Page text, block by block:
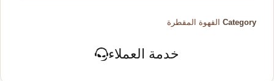
Category القهوة المقطرة
خدمة العملاء